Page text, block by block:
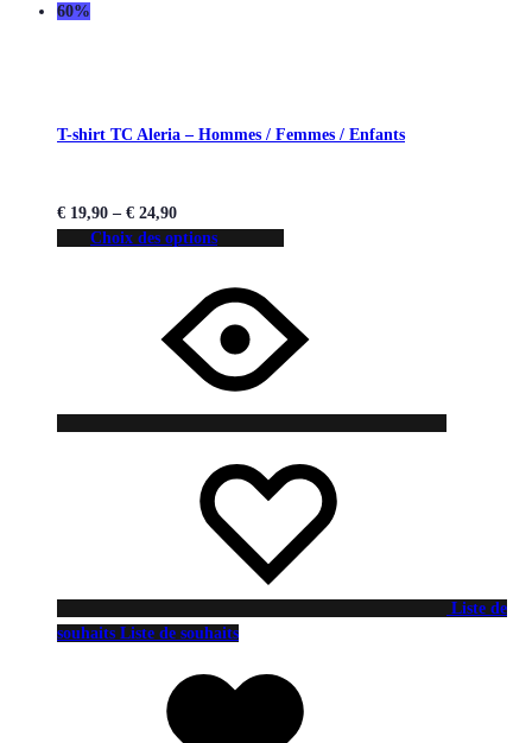
60%
T-shirt TC Aleria – Hommes / Femmes / Enfants
€ 19,90 – € 24,90
Choix des options
Liste de
souhaits Liste de souhaits